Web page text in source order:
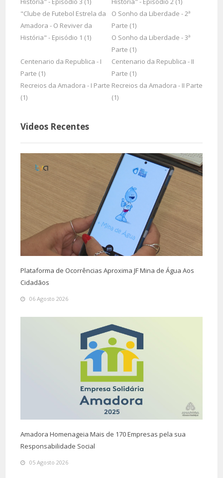
"Clube de Futebol Estrela da
Amadora - O Reviver da
História" - Episódio 1 (1)
O Sonho da Liberdade - 2ª
Parte (1)
O Sonho da Liberdade - 3ª
Parte (1)
Centenario da Republica - I
Parte (1)
Centenario da Republica - II
Parte (1)
Recreios da Amadora - I Parte
(1)
Recreios da Amadora - II Parte
(1)
Videos Recentes
Plataforma de Ocorrências Aproxima JF Mina de Água Aos
Cidadãos
06 Agosto 2026
Amadora Homenageia Mais de 170 Empresas pela sua
Responsabilidade Social
05 Agosto 2026